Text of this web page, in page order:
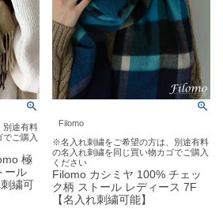
別途有料
ご購入
極
ール
繍可
Filomo
※名入れ刺繍をご希望の方は、別途有料
の名入れ刺繍を同じ買い物カゴでご購入
ください
Filomo カシミヤ 100% チェッ
ク柄 ストール レディース 7F
【名入れ刺繍可能】